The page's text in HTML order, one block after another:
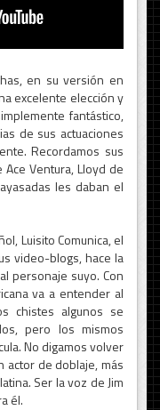
en su versión en
excelente elección y
fantástico,
de sus actuaciones
Recordamos sus
Ventura, Lloyd de
les daban el
Luisito Comunica, el
video-blogs, hace la
personaje suyo. Con
va a entender al
chistes algunos se
pero los mismos
No digamos volver
actor de doblaje, más
Ser la voz de Jim
él.